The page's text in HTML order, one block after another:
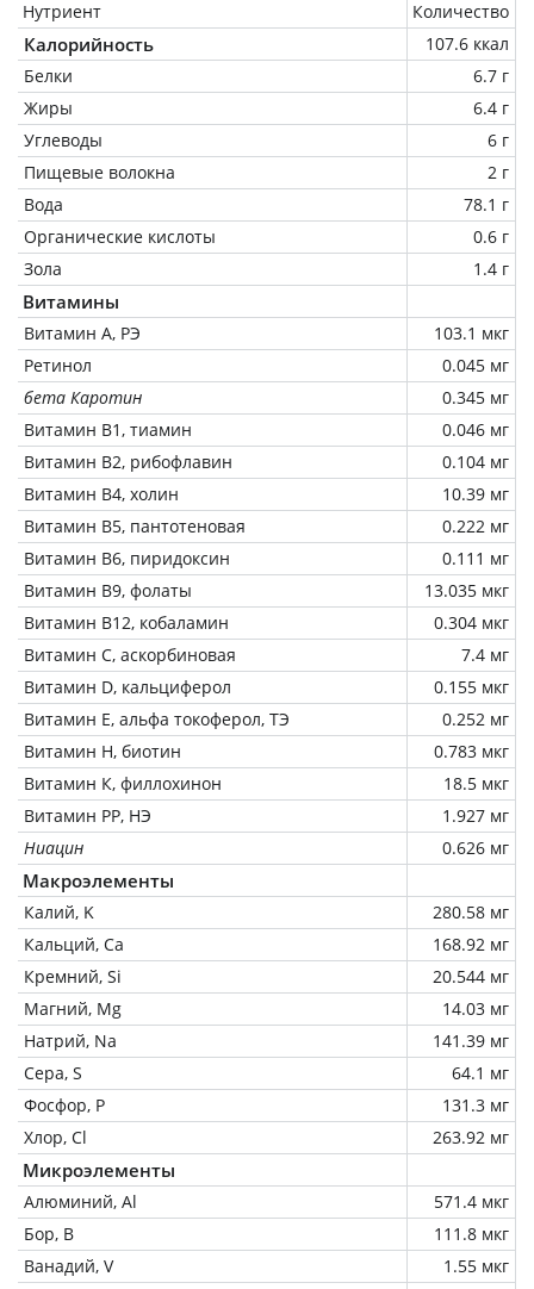
Нутриент
Количество
Калорийность
107.6 ккал
Белки
6.7 г
Жиры
6.4 г
Углеводы
6 г
Пищевые волокна
2 г
Вода
78.1 г
Органические кислоты
0.6 г
Зола
1.4 г
Витамины
Витамин А, РЭ
103.1 мкг
Ретинол
0.045 мг
бета Каротин
0.345 мг
Витамин В1, тиамин
0.046 мг
Витамин В2, рибофлавин
0.104 мг
Витамин В4, холин
10.39 мг
Витамин В5, пантотеновая
0.222 мг
Витамин В6, пиридоксин
0.111 мг
Витамин В9, фолаты
13.035 мкг
Витамин В12, кобаламин
0.304 мкг
Витамин C, аскорбиновая
7.4 мг
Витамин D, кальциферол
0.155 мкг
Витамин Е, альфа токоферол, ТЭ
0.252 мг
Витамин Н, биотин
0.783 мкг
Витамин К, филлохинон
18.5 мкг
Витамин РР, НЭ
1.927 мг
Ниацин
0.626 мг
Макроэлементы
Калий, K
280.58 мг
Кальций, Ca
168.92 мг
Кремний, Si
20.544 мг
Магний, Mg
14.03 мг
Натрий, Na
141.39 мг
Сера, S
64.1 мг
Фосфор, P
131.3 мг
Хлор, Cl
263.92 мг
Микроэлементы
Алюминий, Al
571.4 мкг
Бор, B
111.8 мкг
Ванадий, V
1.55 мкг